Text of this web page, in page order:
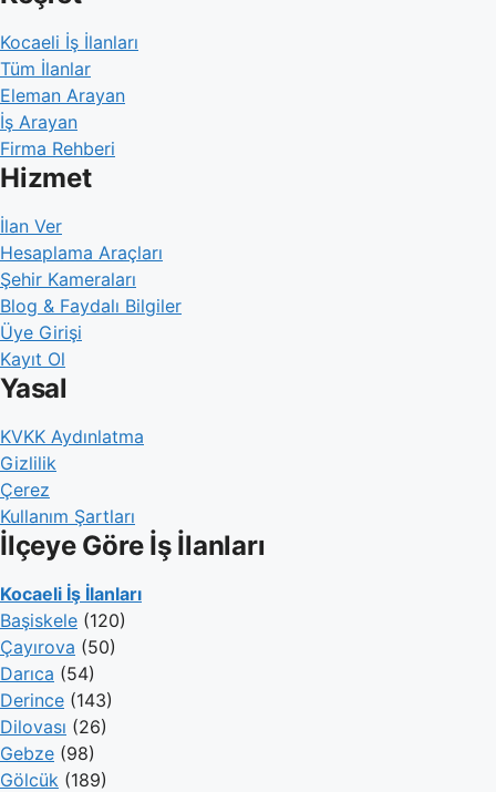
Kocaeli İş İlanları
Tüm İlanlar
Eleman Arayan
İş Arayan
Firma Rehberi
Hizmet
İlan Ver
Hesaplama Araçları
Şehir Kameraları
Blog & Faydalı Bilgiler
Üye Girişi
Kayıt Ol
Yasal
KVKK Aydınlatma
Gizlilik
Çerez
Kullanım Şartları
İlçeye Göre İş İlanları
Kocaeli İş İlanları
Başiskele (120)
Çayırova (50)
Darıca (54)
Derince (143)
Dilovası (26)
Gebze (98)
Gölcük (189)